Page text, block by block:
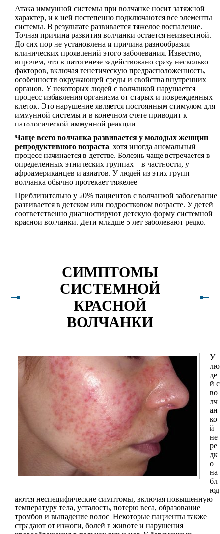
Атака иммунной системы при волчанке носит затяжной
характер, и к ней постепенно подключаются все элементы
системы. В результате развивается тяжелое воспаление.
Точная причина развития волчанки остается неизвестной.
До сих пор не установлена и причина разнообразия
клинических проявлений этого заболевания. Известно,
впрочем, что в патогенезе задействовано сразу несколько
факторов, включая генетическую предрасположенность,
особенности окружающей среды и свойства внутренних
органов. У некоторых людей с волчанкой нарушается
процесс избавления организма от старых и поврежденных
клеток. Это нарушение является постоянным стимулом для
иммунной системы и в конечном счете приводит к
патологической иммунной реакции.
Чаще всего волчанка развивается у молодых женщин
репродуктивного возраста, хотя иногда аномальный
процесс начинается в детстве. Болезнь чаще встречается в
определенных этнических группах – в частности, у
афроамериканцев и азиатов. У людей из этих групп
волчанка обычно протекает тяжелее.
Приблизительно у 20% пациентов с волчанкой заболевание
развивается в детском или подростковом возрасте. У детей
соответственно диагностируют детскую форму системной
красной волчанки. Дети младше 5 лет заболевают редко.
СИМПТОМЫ
СИСТЕМНОЙ
КРАСНОЙ
ВОЛЧАНКИ
У
лю
де
й с
во
лч
ан
ко
й
не
ре
дк
о
на
бл
юд
аются неспецифические симптомы, включая повышенную
температуру тела, усталость, потерю веса, образование
тромбов и выпадение волос. Некоторые пациенты также
страдают от изжоги, болей в животе и нарушения